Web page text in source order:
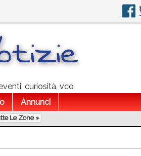
curiosità, vco
Annunci
Le Zone »